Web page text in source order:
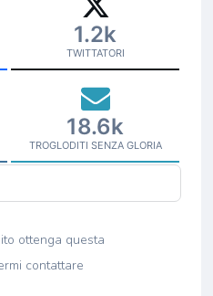
1.2k
TWITTATORI
18.6k
TROGLODITI SENZA GLORIA
ottenga questa
contattare